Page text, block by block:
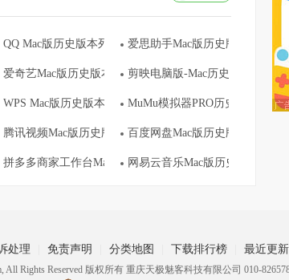
列表
QQ Mac版历史版本列表 爱思助手Mac版历史版本列表
版本列表
爱奇艺Mac版历史版本列表剪映电脑版-Mac历史版本列表
表
WPS Mac版历史版本列表 MuMu模拟器PRO历史版本列表
表
腾讯视频Mac版历史版本列表百度网盘Mac版历史版本列表
拼多多商家工作台Mac版历史版本列表网易云音乐Mac版历史版本列表
处理 免责声明 分类地图 下载排行榜 最近更新
All Rights Reserved 版权所有 重庆天极魅客科技有限公司 010-